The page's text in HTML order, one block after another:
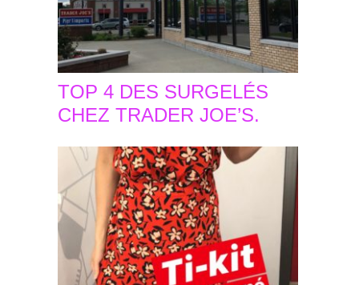
TOP 4 DES SURGELÉS
CHEZ TRADER JOE’S.